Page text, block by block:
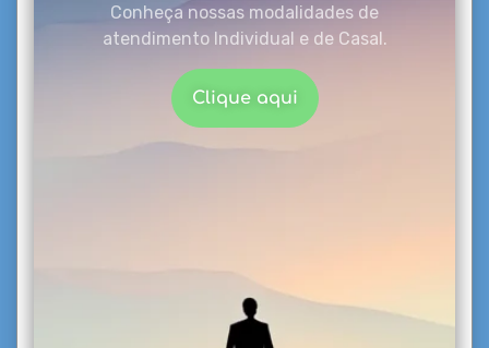
Conheça nossas modalidades de
atendimento Individual e de Casal.
Clique aqui